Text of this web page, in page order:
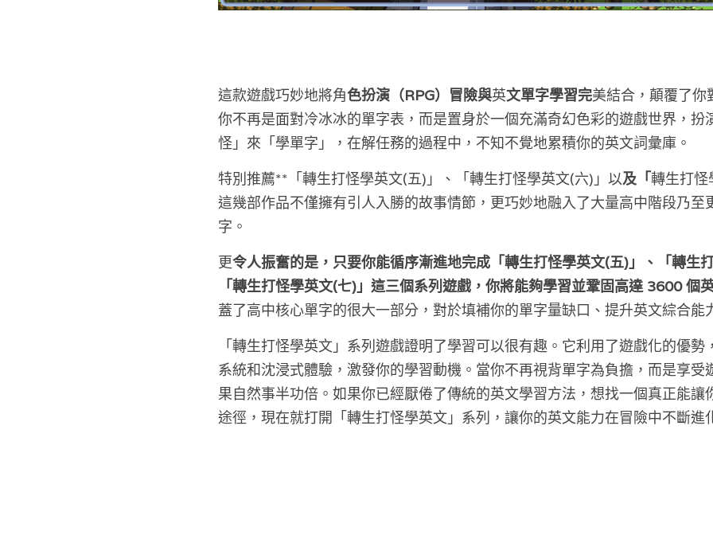
這款遊戲巧妙地將角色扮演（RPG）冒險與英文單字學習完美結合，顛覆了你
你不再是面對冷冰冰的單字表，而是置身於一個充滿奇幻色彩的遊戲世界，扮
怪」來「學單字」，在解任務的過程中，不知不覺地累積你的英文詞彙庫。
特別推薦**「轉生打怪學英文(五)」、「轉生打怪學英文(六)」以及「轉生打
這幾部作品不僅擁有引人入勝的故事情節，更巧妙地融入了大量高中階段乃至
字。
更令人振奮的是，只要你能循序漸進地完成「轉生打怪學英文(五)」、「轉生
「轉生打怪學英文(七)」這三個系列遊戲，你將能夠學習並鞏固高達 3600 個
蓋了高中核心單字的很大一部分，對於填補你的單字量缺口、提升英文綜合能
「轉生打怪學英文」系列遊戲證明了學習可以很有趣。它利用了遊戲化的優
系統和沈浸式體驗，激發你的學習動機。當你不再視背單字為負擔，而是享受
果自然事半功倍。如果你已經厭倦了傳統的英文學習方法，想找一個真正能讓
途徑，現在就打開「轉生打怪學英文」系列，讓你的英文能力在冒險中不斷進